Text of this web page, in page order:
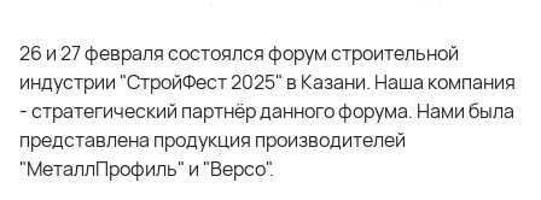
26 и 27 февраля состоялся форум строительной
индустрии "СтройФест 2025" в Казани. Наша компания
- стратегический партнёр данного форума. Нами была
представлена продукция производителей
"МеталлПрофиль" и "Версо".